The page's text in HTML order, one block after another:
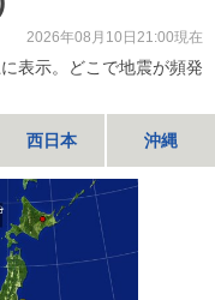
2026年08月10日21:00現在
表示。どこで地震が頻発
西日本 沖縄